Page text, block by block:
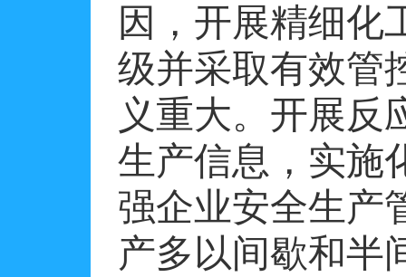
因，开展精细化
级并采取有效管
义重大。开展反
生产信息，实施
强企业安全生产
产多以间歇和半